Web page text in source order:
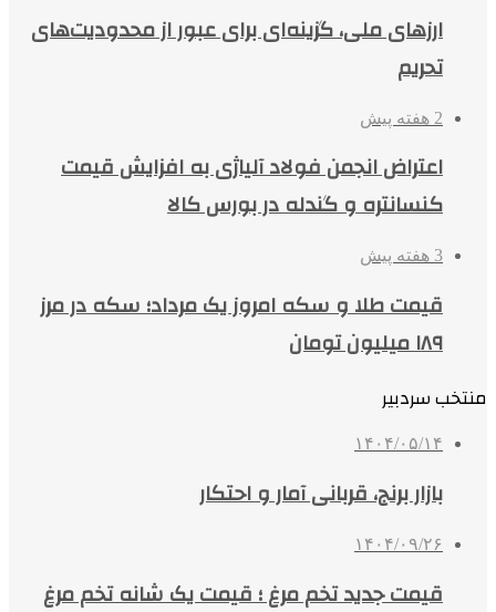
ارزهای ملی، گزینه‌ای برای عبور از محدودیت‌های
تحریم
2 هفته پیش
اعتراض انجمن فولاد آلیاژی به افزایش قیمت
کنسانتره و گندله در بورس کالا
3 هفته پیش
قیمت طلا و سکه امروز یک مرداد؛ سکه در مرز
۱۸۹ میلیون تومان
منتخب سردبیر
۱۴۰۴/۰۵/۱۴
بازار برنج، قربانی آمار و احتکار
۱۴۰۴/۰۹/۲۶
قیمت جدید تخم مرغ ؛ قیمت یک شانه تخم مرغ